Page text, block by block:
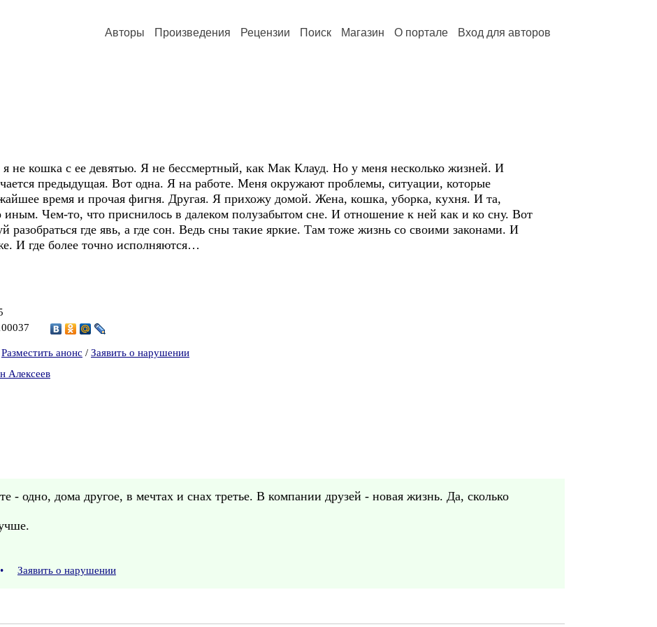
Авторы Произведения Рецензии Поиск Магазин О портале Вход для авторов
не кошка с ее девятью. Я не бессмертный, как Мак Клауд. Но у меня несколько жизней. И
предыдущая. Вот одна. Я на работе. Меня окружают проблемы, ситуации, которые
время и прочая фигня. Другая. Я прихожу домой. Жена, кошка, уборка, кухня. И та,
иным. Чем-то, что приснилось в далеком полузабытом сне. И отношение к ней как и ко сну. Вот
разобраться где явь, а где сон. Ведь сны такие яркие. Там тоже жизнь со своими законами. И
И где более точно исполняются…
Разместить анонс / Заявить о нарушении
Алексеев
- одно, дома другое, в мечтах и снах третье. В компании друзей - новая жизнь. Да, сколько
• Заявить о нарушении